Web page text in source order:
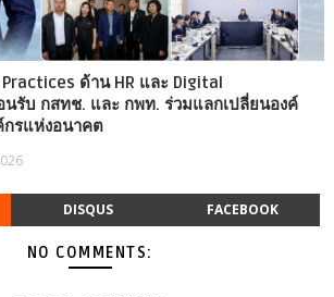
ด้าน HR และ Digital
รับ กสทช. และ กพท. ร่วมแลกเปลี่ยนองค์
กรแห่งอนาคต
DISQUS FACEBOOK
NO COMMENTS: